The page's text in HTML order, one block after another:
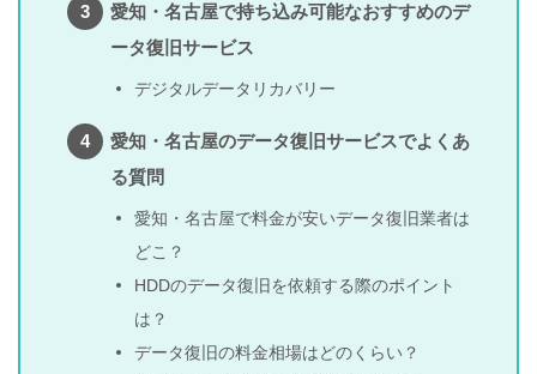
愛知・名古屋で持ち込み可能なおすすめのデ
ータ復旧サービス
デジタルデータリカバリー
愛知・名古屋のデータ復旧サービスでよくあ
る質問
愛知・名古屋で料金が安いデータ復旧業者は
どこ？
HDDのデータ復旧を依頼する際のポイント
は？
データ復旧の料金相場はどのくらい？